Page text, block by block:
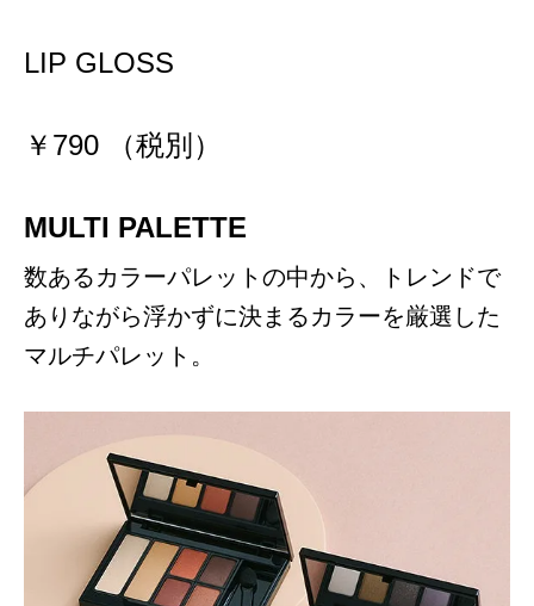
LIP GLOSS
￥790 （税別）
MULTI PALETTE
数あるカラーパレットの中から、トレンドで
ありながら浮かずに決まるカラーを厳選した
マルチパレット。